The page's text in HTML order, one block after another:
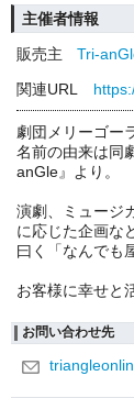
主催者情報
販売主
Tri-
関連URL
劇団メリーゴー
名前の由来は同
anGle』より。
演劇、ミュージ
に応じた企画な
曰く「なんでも
お客様に幸せと
お問い合わせ先